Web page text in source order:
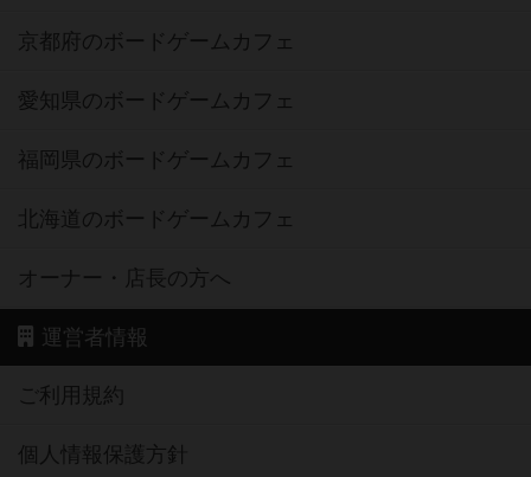
京都府のボードゲームカフェ
愛知県のボードゲームカフェ
福岡県のボードゲームカフェ
北海道のボードゲームカフェ
オーナー・店長の方へ
運営者情報
ご利用規約
個人情報保護方針